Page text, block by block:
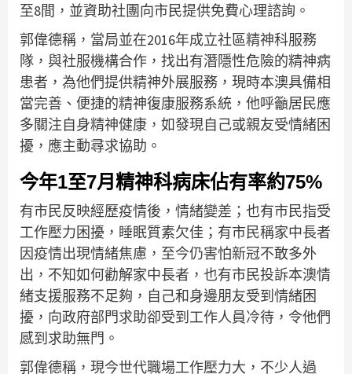
至8間，並資助社團向市民提供免費心理諮詢。
郭偉德稱，當局並在2016年成立社區精神科服務
隊，與社服機構合作，找出有潛隱性危險的精神病
患者，為他們提供精神外展服務，現時本澳具備相
當完善、便捷的精神復康服務系統，他呼籲居民應
多關注自身精神健康，如發現自己或親友受情緒困
擾，應主動尋求協助。
今年1至7月精神科病床佔有率約75%
有市民反映經歷疫情後，情緒變差；也有市民指受
工作壓力困擾，睡眠質素欠佳；有市民稱家中長者
因疫情出現情緒焦慮，至今仍害怕新冠不敢多外
出，不知如何勸解家中長者，也有市民投訴本澳情
緒支援服務不足夠，自己和身邊朋友受到情緒困
擾，向政府部門求助卻受到工作人員冷待，令他們
感到求助無門。
郭偉德稱，現今世代職場工作壓力大，不少人過